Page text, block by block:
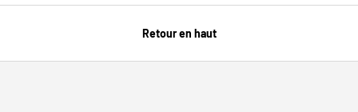
Retour en haut